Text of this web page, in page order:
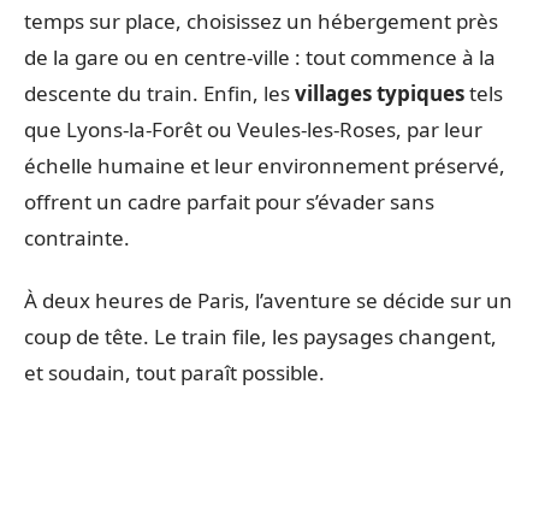
temps sur place, choisissez un hébergement près
de la gare ou en centre-ville : tout commence à la
descente du train. Enfin, lesvillages typiquestels
que Lyons-la-Forêt ou Veules-les-Roses, par leur
échelle humaine et leur environnement préservé,
offrent un cadre parfait pour s’évader sans
contrainte.
À deux heures de Paris, l’aventure se décide sur un
coup de tête. Le train file, les paysages changent,
et soudain, tout paraît possible.